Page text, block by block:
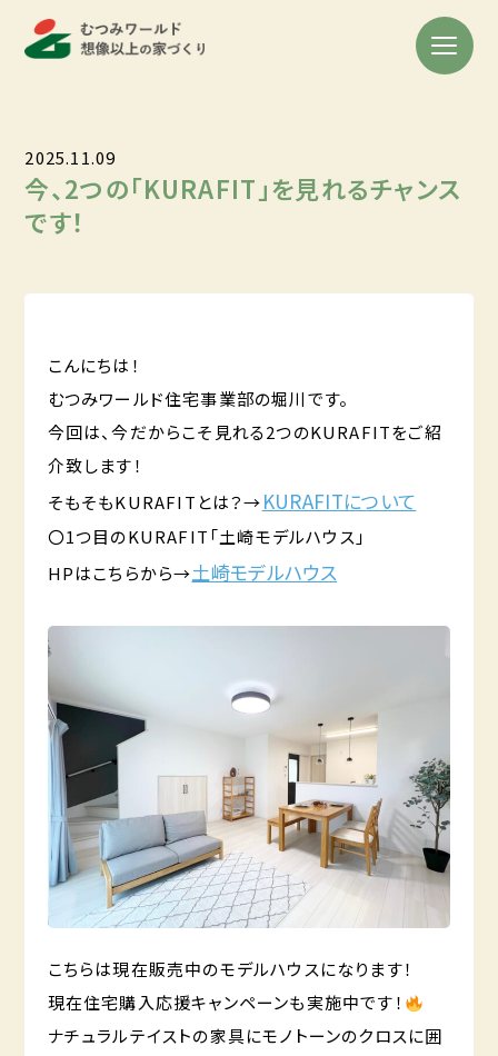
2025.11.09
今、2つの「KURAFIT」を見れるチャンス
です！
こんにちは！
むつみワールド住宅事業部の堀川です。
今回は、今だからこそ見れる2つのKURAFITをご紹
介致します！
そもそもKURAFITとは？→KURAFITについて
〇1つ目のKURAFIT「土崎モデルハウス」
HPはこちらから→土崎モデルハウス
こちらは現在販売中のモデルハウスになります！
現在住宅購入応援キャンペーンも実施中です！
ナチュラルテイストの家具にモノトーンのクロスに囲